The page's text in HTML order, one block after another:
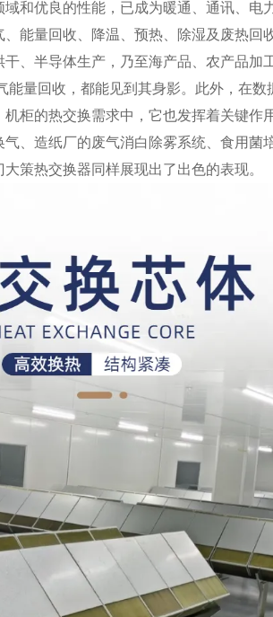
和优良的性能，已成为暖通、通讯、电
能量回收、降温、预热、除湿及废热回
、半导体生产，乃至海产品、农产品加
量回收，都能见到其身影。此外，在数
柜的热交换需求中，它也发挥着关键作
、造纸厂的废气消白除雾系统、食用菌
策热交换器同样展现出了出色的表现。